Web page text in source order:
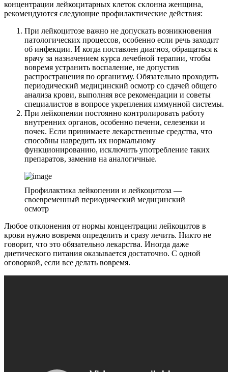
концентрации лейкоцитарных клеток склонна женщина,
рекомендуются следующие профилактические действия:
При лейкоцитозе важно не допускать возникновения
патологических процессов, особенно если речь заходит
об инфекции. И когда поставлен диагноз, обращаться к
врачу за назначением курса лечебной терапии, чтобы
вовремя устранить воспаление, не допустив
распространения по организму. Обязательно проходить
периодический медицинский осмотр со сдачей общего
анализа крови, выполняя все рекомендации и советы
специалистов в вопросе укрепления иммунной системы.
При лейкопении постоянно контролировать работу
внутренних органов, особенно печени, селезенки и
почек. Если принимаете лекарственные средства, что
способны навредить их нормальному
функционированию, исключить употребление таких
препаратов, заменив на аналогичные.
Профилактика лейкопении и лейкоцитоза —
своевременный периодический медицинский
осмотр
Любое отклонения от нормы концентрации лейкоцитов в
крови нужно вовремя определить и сразу лечить. Никто не
говорит, что это обязательно лекарства. Иногда даже
диетического питания оказывается достаточно. С одной
оговоркой, если все делать вовремя.